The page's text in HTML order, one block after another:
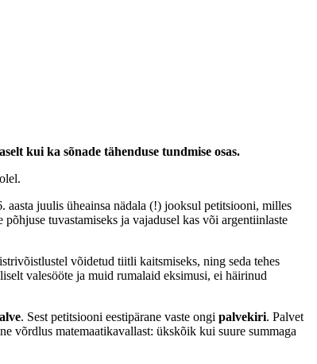
kui ka sõnade tähenduse tundmise osas.
juulis üheainsa nädala (!) jooksul petitsiooni, milles
tuvastamiseks ja vajadusel kas või argentiinlaste
võidetud tiitli kaitsmiseks, ning seda tehes
valesööte ja muid rumalaid eksimusi, ei häirinud
. Sest petitsiooni eestipärane vaste ongi palvekiri. Palvet
võrdlus matemaatikavallast: ükskõik kui suure summaga